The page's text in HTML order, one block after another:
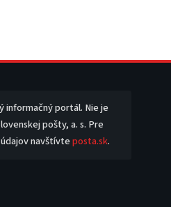
informačný portál. Nie je
pošty, a. s. Pre
navštívteposta.sk.